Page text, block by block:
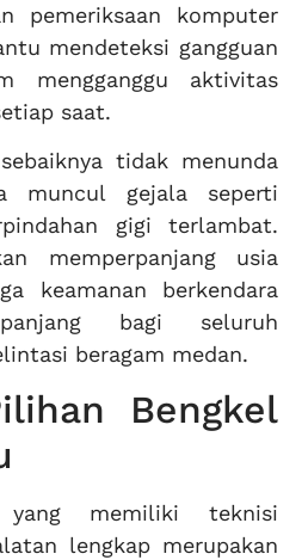
pemeriksaan komputer
mendeteksi gangguan
mengganggu aktivitas
saat.
tidak menunda
muncul gejala seperti
gigi terlambat.
memperpanjang usia
keamanan berkendara
bagi seluruh
beragam medan.
Bengkel
yang memiliki teknisi
lengkap merupakan